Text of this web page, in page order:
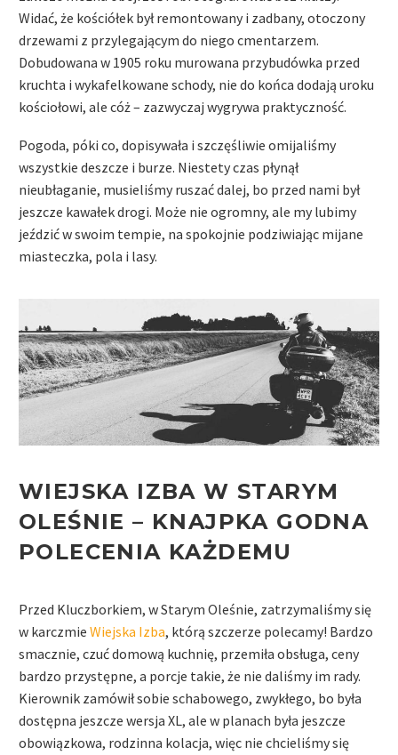
Widać, że kościółek był remontowany i zadbany, otoczony
drzewami z przylegającym do niego cmentarzem.
Dobudowana w 1905 roku murowana przybudówka przed
kruchta i wykafelkowane schody, nie do końca dodają uroku
kościołowi, ale cóż – zazwyczaj wygrywa praktyczność.
Pogoda, póki co, dopisywała i szczęśliwie omijaliśmy
wszystkie deszcze i burze. Niestety czas płynął
nieubłaganie, musieliśmy ruszać dalej, bo przed nami był
jeszcze kawałek drogi. Może nie ogromny, ale my lubimy
jeździć w swoim tempie, na spokojnie podziwiając mijane
miasteczka, pola i lasy.
WIEJSKA IZBA W STARYM
OLEŚNIE – KNAJPKA GODNA
POLECENIA KAŻDEMU
Przed Kluczborkiem, w Starym Oleśnie, zatrzymaliśmy się
w karczmie Wiejska Izba, którą szczerze polecamy! Bardzo
smacznie, czuć domową kuchnię, przemiła obsługa, ceny
bardzo przystępne, a porcje takie, że nie daliśmy im rady.
Kierownik zamówił sobie schabowego, zwykłego, bo była
dostępna jeszcze wersja XL, ale w planach była jeszcze
obowiązkowa, rodzinna kolacja, więc nie chcieliśmy się